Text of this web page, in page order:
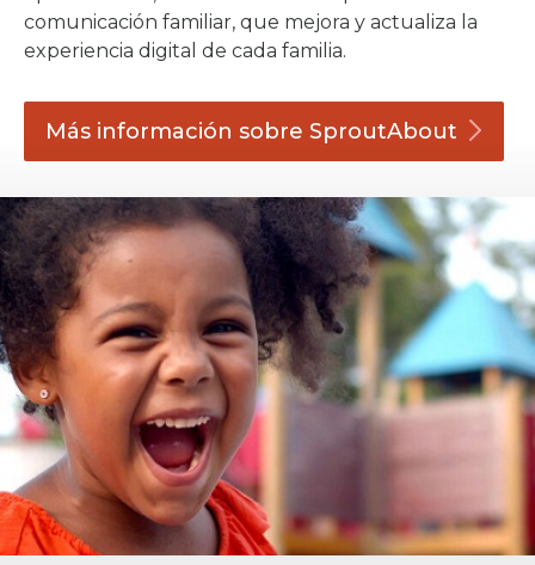
comunicación familiar, que mejora y actualiza la
experiencia digital de cada familia.
Más información sobre SproutAbout